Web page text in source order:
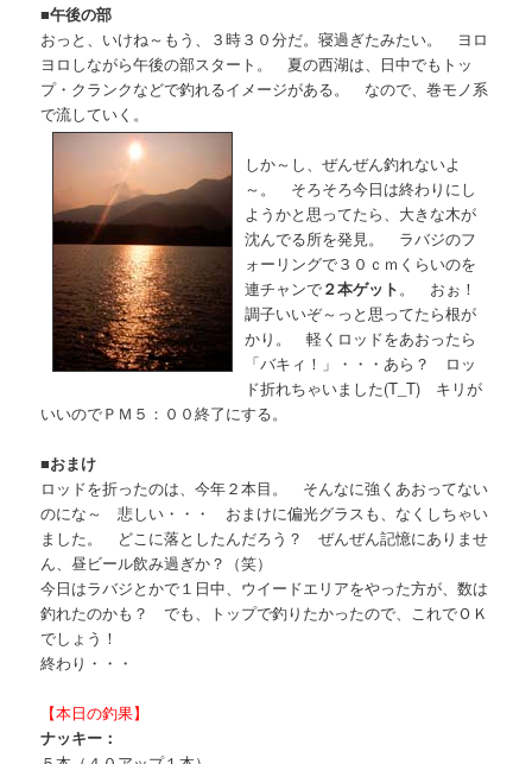
■午後の部
おっと、いけね～もう、３時３０分だ。寝過ぎたみたい。 ヨロ
ヨロしながら午後の部スタート。 夏の西湖は、日中でもトッ
プ・クランクなどで釣れるイメージがある。 なので、巻モノ系
で流していく。
しか～し、ぜんぜん釣れないよ
～。 そろそろ今日は終わりにし
ようかと思ってたら、大きな木が
沈んでる所を発見。 ラバジのフ
ォーリングで３０ｃｍくらいのを
連チャンで２本ゲット。 おぉ！
調子いいぞ～っと思ってたら根が
かり。 軽くロッドをあおったら
「バキィ！」・・・あら？ ロッ
ド折れちゃいました(T_T) キリが
いいのでＰＭ５：００終了にする。
■おまけ
ロッドを折ったのは、今年２本目。 そんなに強くあおってない
のにな～ 悲しい・・・ おまけに偏光グラスも、なくしちゃい
ました。 どこに落としたんだろう？ ぜんぜん記憶にありませ
ん、昼ビール飲み過ぎか？（笑）
今日はラバジとかで１日中、ウイードエリアをやった方が、数は
釣れたのかも？ でも、トップで釣りたかったので、これでＯＫ
でしょう！
終わり・・・
【本日の釣果】
ナッキー：